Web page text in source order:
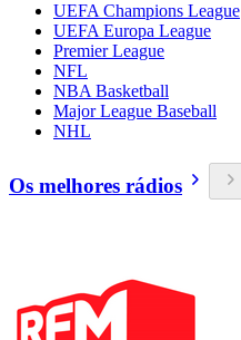
UEFA Champions League
UEFA Europa League
Premier League
NFL
NBA Basketball
Major League Baseball
NHL
Os melhores rádios